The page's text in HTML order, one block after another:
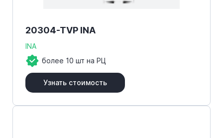
20304-TVP INA
INA
более 10 шт на РЦ
Узнать стоимость